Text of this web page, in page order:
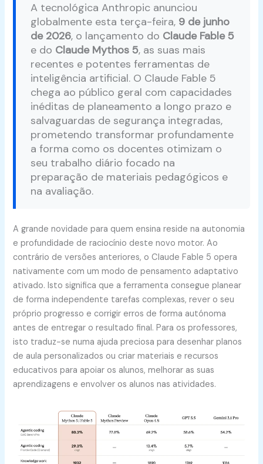
A tecnológica Anthropic anunciou
globalmente esta terça-feira, 9 de junho
de 2026, o lançamento do Claude Fable 5
e do Claude Mythos 5, as suas mais
recentes e potentes ferramentas de
inteligência artificial. O Claude Fable 5
chega ao público geral com capacidades
inéditas de planeamento a longo prazo e
salvaguardas de segurança integradas,
prometendo transformar profundamente
a forma como os docentes otimizam o
seu trabalho diário focado na
preparação de materiais pedagógicos e
na avaliação.
A grande novidade para quem ensina reside na autonomia
e profundidade de raciocínio deste novo motor. Ao
contrário de versões anteriores, o Claude Fable 5 opera
nativamente com um modo de pensamento adaptativo
ativado. Isto significa que a ferramenta consegue planear
de forma independente tarefas complexas, rever o seu
próprio progresso e corrigir erros de forma autónoma
antes de entregar o resultado final. Para os professores,
isto traduz-se numa ajuda preciosa para desenhar planos
de aula personalizados ou criar materiais e recursos
educativos para apoiar os alunos, melhorar as suas
aprendizagens e envolver os alunos nas atividades.